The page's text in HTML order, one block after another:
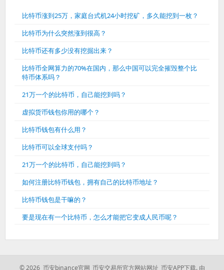
比特币涨到25万，家庭台式机24小时挖矿，多久能挖到一枚？
比特币为什么突然涨到很高？
比特币还有多少没有挖掘出来？
比特币全网算力的70%在国内，那么中国可以完全摧毁整个比
特币体系吗？
21万一个的比特币，自己能挖到吗？
虚拟货币钱包你用的哪个？
比特币钱包有什么用？
比特币可以全球支付吗？
21万一个的比特币，自己能挖到吗？
如何注册比特币钱包，拥有自己的比特币地址？
比特币钱包是干嘛的？
要是现在有一个比特币，怎么才能把它变成人民币呢？
© 2026 币安binance官网_币安交易所官方网站网址_币安APP下载. 由